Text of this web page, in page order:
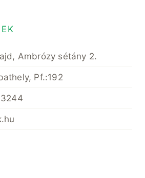
Ambrózy sétány 2.
Pf.:192